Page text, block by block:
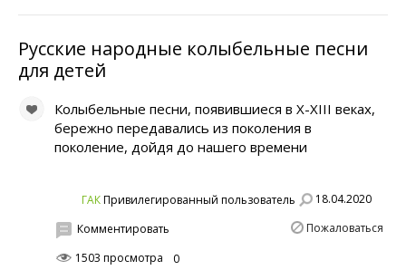
Русские народные колыбельные песни
для детей
Колыбельные песни, появившиеся в Х-ХIII веках,
бережно передавались из поколения в
поколение, дойдя до нашего времени
ГАКПривилегированный пользователь
18.04.2020
Пожаловаться
Комментировать
1503 просмотра
0